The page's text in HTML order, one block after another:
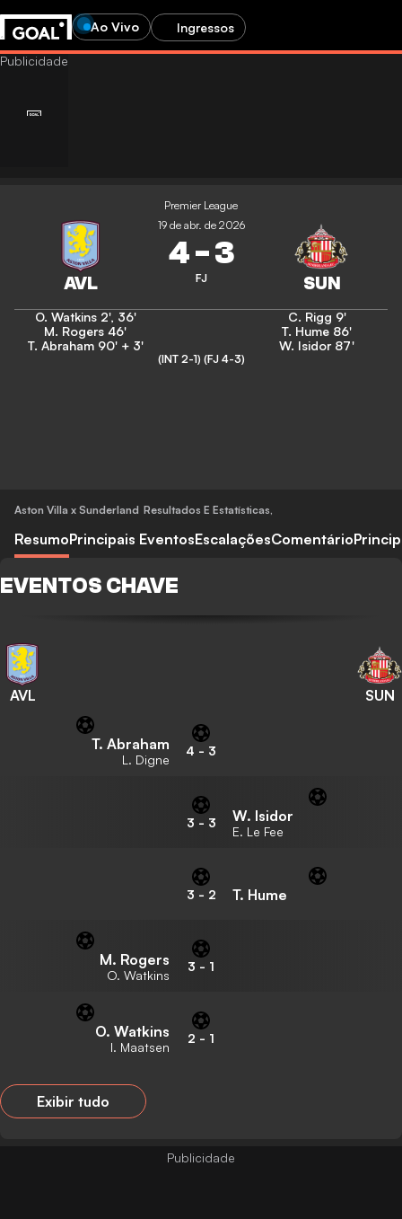
Ao Vivo Ingressos
Premier League
19 de abr. de 2026
4-3
FJ
O. Watkins 2', 36'
M. Rogers 46'
T. Abraham 90' + 3'
C. Rigg 9'
T. Hume 86'
W. Isidor 87'
(INT 2-1) (FJ 4-3)
Aston Villa x Sunderland Resultados E Estatísticas,
ResumoPrincipais EventosEscalaçõesComentário
EVENTOS CHAVE
AVL SUN
T. Abraham
L. Digne
4 - 3
3 - 3 W. Isidor
E. Le Fee
3 - 2 T. Hume
M. Rogers
O. Watkins
3 - 1
O. Watkins
I. Maatsen
2 - 1
Exibir tudo